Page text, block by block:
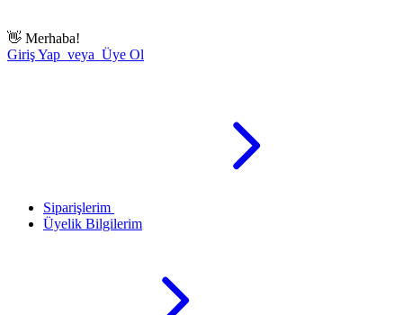
👋 Merhaba!
Giriş Yap veya Üye Ol
Siparişlerim
Üyelik Bilgilerim